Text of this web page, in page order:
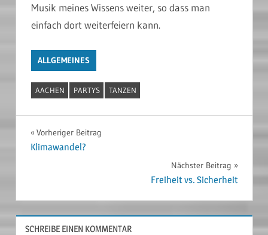
Musik meines Wissens weiter, so dass man
einfach dort weiterfeiern kann.
ALLGEMEINES
AACHEN PARTYS TANZEN
Beitragsnavigation
Vorheriger Beitrag
Klimawandel?
Nächster Beitrag
Freiheit vs. Sicherheit
SCHREIBE EINEN KOMMENTAR